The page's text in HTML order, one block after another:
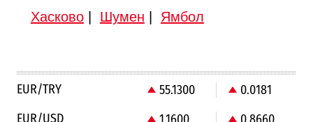
Хасково| Шумен Ямбол
EUR/TRY 55.1300
0.0181
EUR/USD